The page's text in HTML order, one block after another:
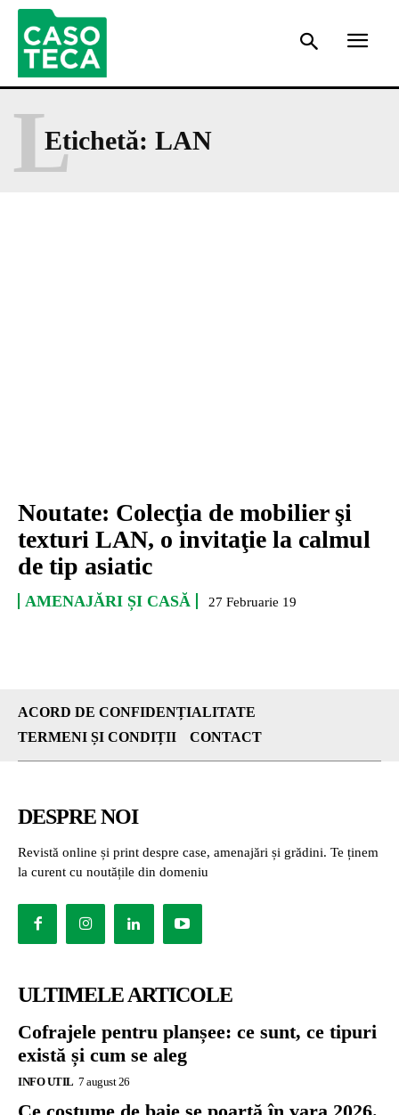
Etichetă: LAN
L
Noutate: Colecţia de mobilier şi
texturi LAN, o invitaţie la calmul
de tip asiatic
AMENAJĂRI ȘI CASĂ 27 Februarie 19
ACORD DE CONFIDENȚIALITATE
TERMENI ȘI CONDIȚII
CONTACT
DESPRE NOI
Revistă online și print despre case, amenajări și grădini. Te ținem
la curent cu noutățile din domeniu
ULTIMELE ARTICOLE
Cofrajele pentru planșee: ce sunt, ce tipuri
există și cum se aleg
INFO UTIL 7 august 26